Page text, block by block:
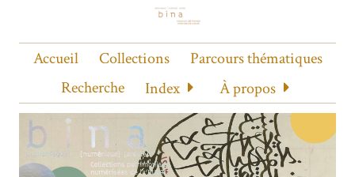
Accueil Collections
Parcours thématiques
Recherche
Index À propos